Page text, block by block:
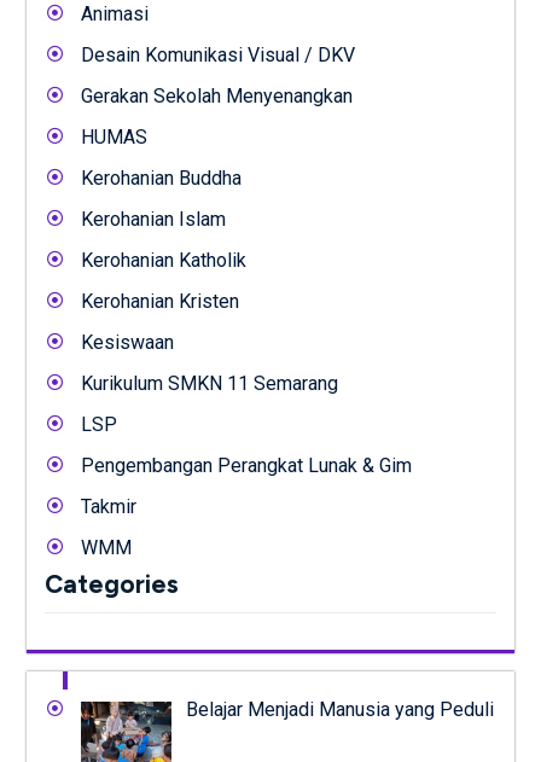
Animasi
Desain Komunikasi Visual / DKV
Gerakan Sekolah Menyenangkan
HUMAS
Kerohanian Buddha
Kerohanian Islam
Kerohanian Katholik
Kerohanian Kristen
Kesiswaan
Kurikulum SMKN 11 Semarang
LSP
Pengembangan Perangkat Lunak & Gim
Takmir
WMM
Categories
Belajar Menjadi Manusia yang Peduli